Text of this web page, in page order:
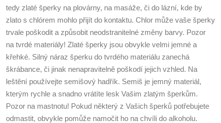
tedy zlaté šperky na plovárny, na masáže, či do lázní, kde by
zlato s chlórem mohlo přijít do kontaktu. Chlor může vaše šperky
trvale poškodit a způsobit neodstranitelné změny barvy. Pozor
na tvrdé materiály! Zlaté šperky jsou obvykle velmi jemné a
křehké. Silný náraz šperku do tvrdého materiálu zanechá
škrábance, či jinak nenapravitelně poškodí jejich vzhled. Na
leštění používejte semišový hadřík. Semiš je jemný materiál,
kterým rychle a snadno vrátíte lesk Vašim zlatým šperkům.
Pozor na mastnotu! Pokud některý z Vašich šperků potřebujete
odmastit, obvykle pomůže namočit ho na chvíli do alkoholu.